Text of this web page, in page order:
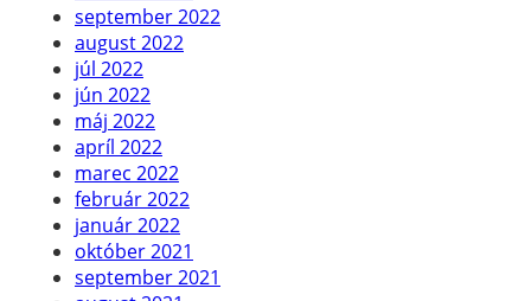
september 2022
august 2022
júl 2022
jún 2022
máj 2022
apríl 2022
marec 2022
február 2022
január 2022
október 2021
september 2021